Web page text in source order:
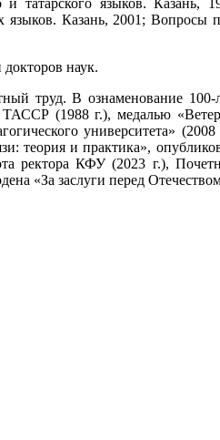
Казань, 2001;
наук.
труд. В ознаменование
(1988 г.), медалью
университета»
теория и практика»,
ректора КФУ (2023 г.),
«За заслуги перед